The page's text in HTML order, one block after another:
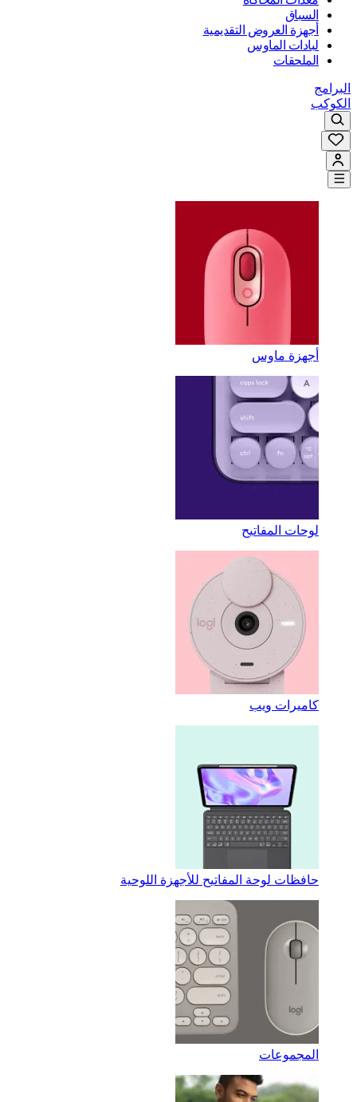
السباق
أجهزة العروض التقديمية
لبادات الماوس
الملحقات
البرامج
الكوكب
أجهزة ماوس
لوحات المفاتيح
كاميرات ويب
حافظات لوحة المفاتيح للأجهزة اللوحية
المجموعات